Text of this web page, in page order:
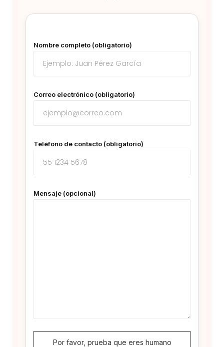
Nombre completo (obligatorio)
Correo electrónico (obligatorio)
Teléfono de contacto (obligatorio)
Mensaje (opcional)
Por favor, prueba que eres humano